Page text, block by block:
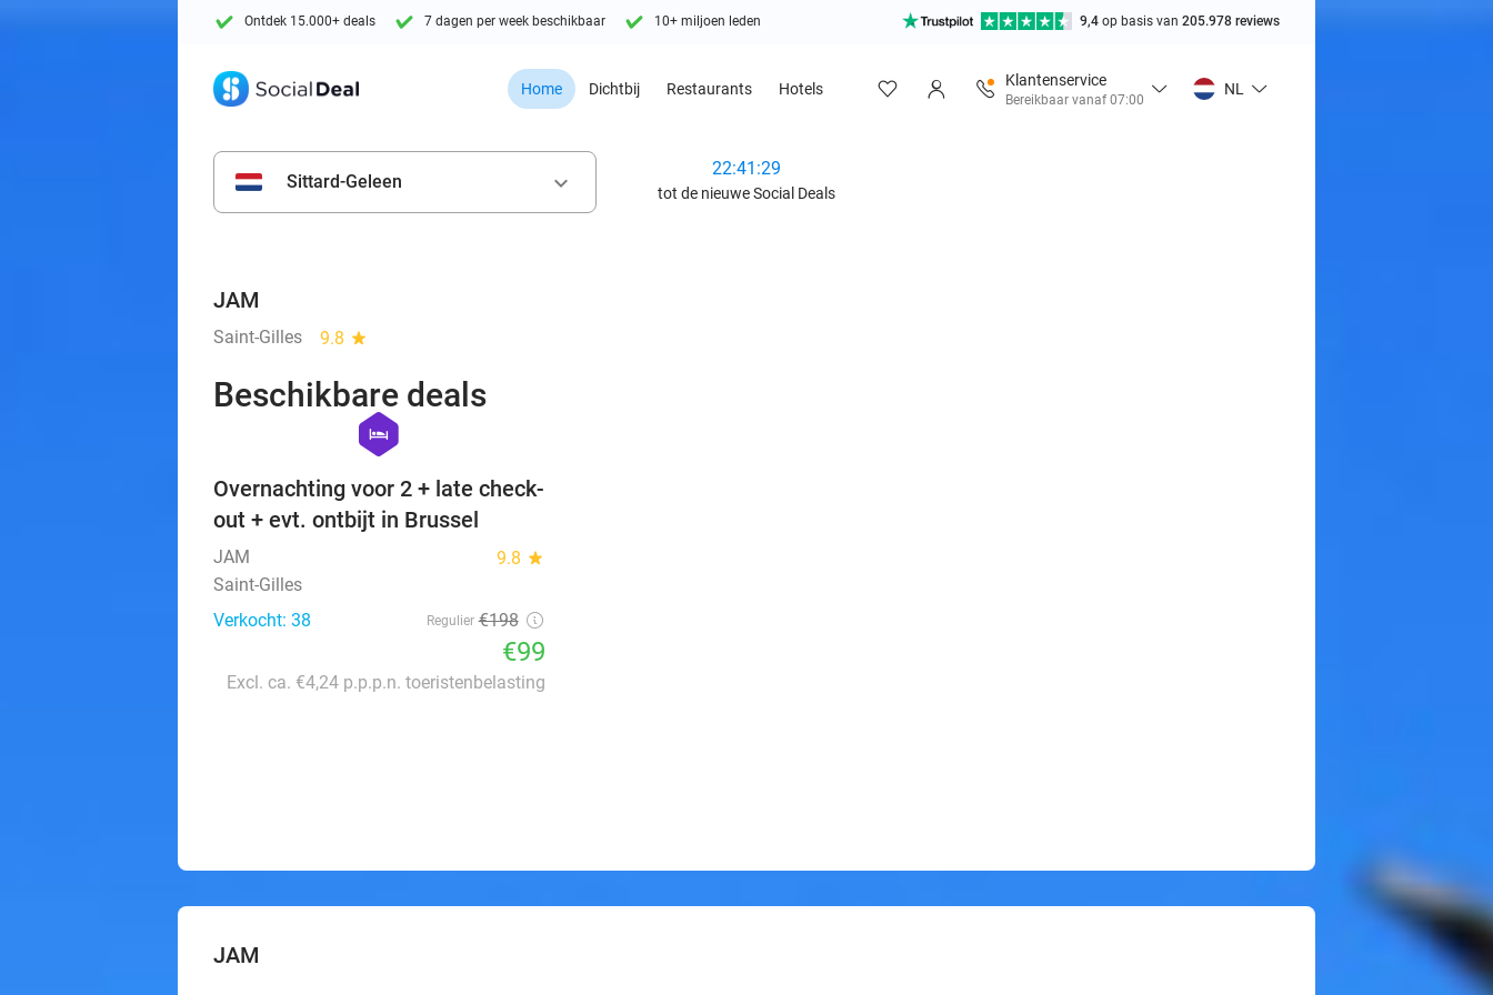
Ontdek 15.000+ deals 7 dagen per week beschikbaar 10+ miljoen leden 9,4 op basis van 205.978 reviews
Home Dichtbij Restaurants Hotels
Klantenservice
Bereikbaar vanaf 07:00
NL
Sittard-Geleen keyboard_arrow_down
22:41:27
tot de nieuwe Social Deals
JAM
Saint-Gilles 9.8 star
Beschikbare deals
hexagon
hotel
Overnachting voor 2 + late check-
out + evt. ontbijt in Brussel
JAM 9.8 star
Saint-Gilles
Verkocht: 38
Regulier €198
€99
Excl. ca. €4,24 p.p.p.n. toeristenbelasting
JAM